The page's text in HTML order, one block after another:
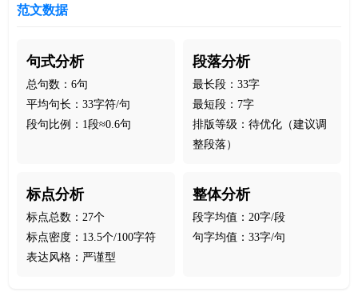
范文数据
句式分析
总句数：6句
平均句长：33字符/句
段句比例：1段≈0.6句
段落分析
最长段：33字
最短段：7字
排版等级：待优化（建议调
整段落）
标点分析
标点总数：27个
标点密度：13.5个/100字符
表达风格：严谨型
整体分析
段字均值：20字/段
句字均值：33字/句